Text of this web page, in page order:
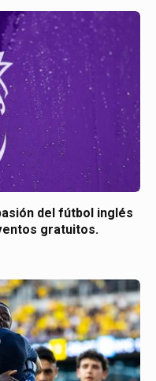
del fútbol inglés
gratuitos.